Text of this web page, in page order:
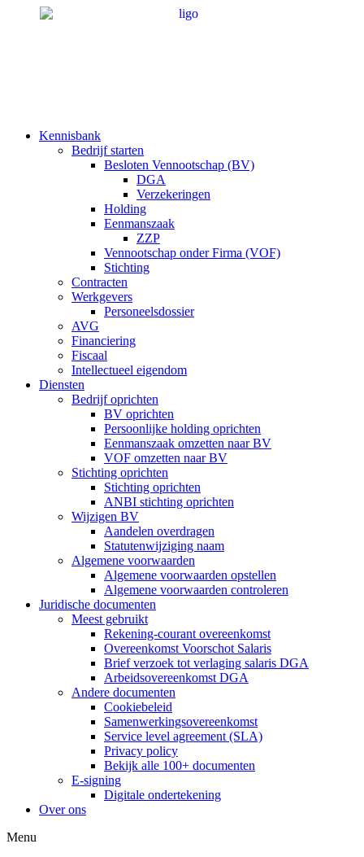
Kennisbank
Bedrijf starten
Besloten Vennootschap (BV)
DGA
Verzekeringen
Holding
Eenmanszaak
ZZP
Vennootschap onder Firma (VOF)
Stichting
Contracten
Werkgevers
Personeelsdossier
AVG
Financiering
Fiscaal
Intellectueel eigendom
Diensten
Bedrijf oprichten
BV oprichten
Persoonlijke holding oprichten
Eenmanszaak omzetten naar BV
VOF omzetten naar BV
Stichting oprichten
Stichting oprichten
ANBI stichting oprichten
Wijzigen BV
Aandelen overdragen
Statutenwijziging naam
Algemene voorwaarden
Algemene voorwaarden opstellen
Algemene voorwaarden controleren
Juridische documenten
Meest gebruikt
Rekening-courant overeenkomst
Overeenkomst Voorschot Salaris
Brief verzoek tot verlaging salaris DGA
Arbeidsovereenkomst DGA
Andere documenten
Cookiebeleid
Samenwerkingsovereenkomst
Service level agreement (SLA)
Privacy policy
Bekijk alle 100+ documenten
E-signing
Digitale ondertekening
Over ons
Menu